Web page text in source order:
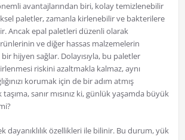
avantajlarından biri, kolay temizlenebilir
paletler, zamanla kirlenebilir ve bakterilere
Ancak epal paletleri düzenli olarak
ve diğer hassas malzemelerin
hijyen sağlar. Dolayısıyla, bu paletler
riskini azaltmakla kalmaz, aynı
korumak için de bir adım atmış
sanır mısınız ki, günlük yaşamda büyük
dayanıklılık özellikleri ile bilinir. Bu durum, yük